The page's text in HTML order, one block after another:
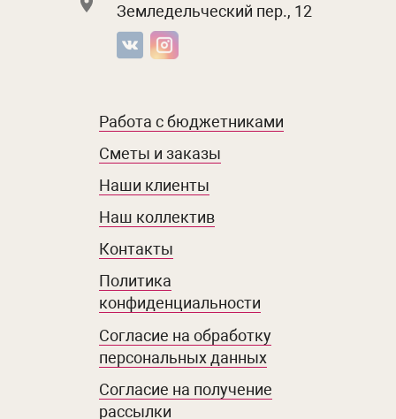
Земледельческий пер., 12
Работа с бюджетниками
Сметы и заказы
Наши клиенты
Наш коллектив
Контакты
Политика
конфиденциальности
Согласие на обработку
персональных данных
Согласие на получение
рассылки